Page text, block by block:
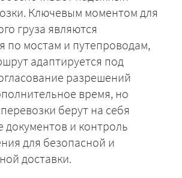
Ключевым моментом для
груза являются
по мостам и путепроводам,
адаптируется под
разрешений
время, но
берут на себя
и контроль
для безопасной и
доставки.
+7 (499) 520-05-23